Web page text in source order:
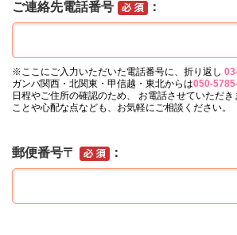
ご連絡先電話番号
※ここにご入力いただいた電話番号に、折り返し
ガンバ関西・北関東・甲信越・東北からは050-
日程やご住所の確認のため、 お電話させていただ
ことや心配な点なども、お気軽にご相談ください。
郵便番号〒